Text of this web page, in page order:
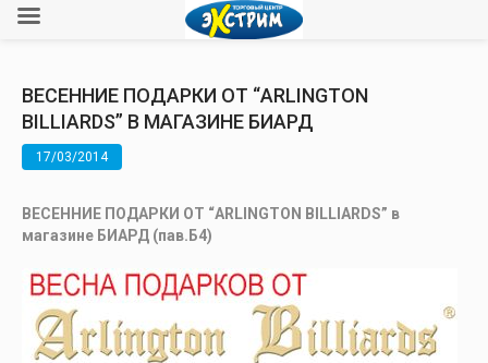
ВЕСЕННИЕ ПОДАРКИ ОТ “ARLINGTON
BILLIARDS” В МАГАЗИНЕ БИАРД
17/03/2014
ВЕСЕННИЕ ПОДАРКИ ОТ “ARLINGTON BILLIARDS” в
магазине БИАРД (пав.Б4)